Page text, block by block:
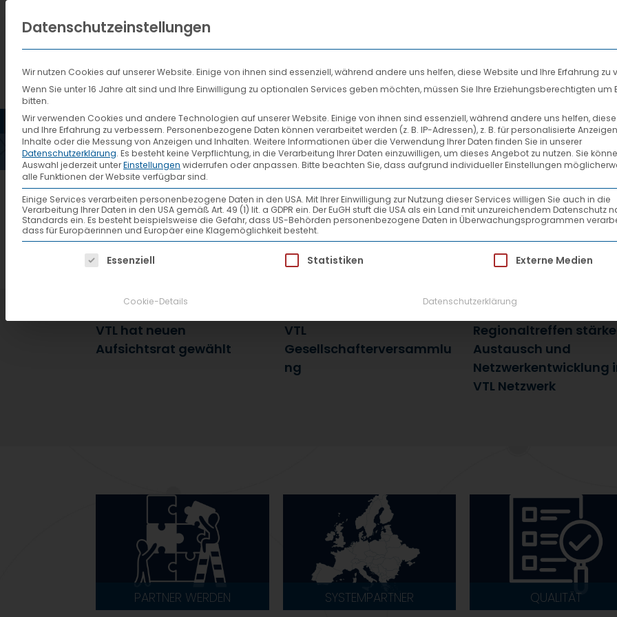
HOME AKTUELLES VTL DIENSTLEISTUNGEN SYSTEMPARTNER
GABELSTAPLERFAHRER/IN IN
– BEFRISTET AUF 12 MONATE
(NACHTSCHICHT)
Gabelstaplerfahrer/in in Vollzeit - befristet auf 12 Monate (Nachtschicht)
VTL hat neuen
Aufsichtsrat gewählt
VTL
Gesellschafterversammlu
ng
25. Juni 2026
Regionaltreffen
Austausch und
Netzwerkentwicklung
VTL Netzwerk
PARTNER WERDEN SYSTEMPARTNER QUALITÄT
Datenschutzeinstellungen
Wir nutzen Cookies auf unserer Website. Einige von ihnen sind essenziell, während andere uns helfen, diese Website und Ihre Erfahrung zu
Wenn Sie unter 16 Jahre alt sind und Ihre Einwilligung zu optionalen Services geben möchten, müssen Sie Ihre Erziehungsberechtigten um
bitten.
Wir verwenden Cookies und andere Technologien auf unserer Website. Einige von ihnen sind essenziell, während andere uns helfen,
und Ihre Erfahrung zu verbessern. Personenbezogene Daten können verarbeitet werden (z. B. IP-Adressen), z. B. für personalisierte
Inhalte oder die Messung von Anzeigen und Inhalten. Weitere Informationen über die Verwendung Ihrer Daten finden Sie in unserer
Datenschutzerklärung. Es besteht keine Verpflichtung, in die Verarbeitung Ihrer Daten einzuwilligen, um dieses Angebot zu nutzen. Sie
Auswahl jederzeit unterEinstellungen widerrufen oder anpassen. Bitte beachten Sie, dass aufgrund individueller Einstellungen
alle Funktionen der Website verfügbar sind.
Einige Services verarbeiten personenbezogene Daten in den USA. Mit Ihrer Einwilligung zur Nutzung dieser Services willigen Sie auch in die
Verarbeitung Ihrer Daten in den USA gemäß Art. 49 (1) lit. a GDPR ein. Der EuGH stuft die USA als ein Land mit unzureichendem Datenschutz
Standards ein. Es besteht beispielsweise die Gefahr, dass US-Behörden personenbezogene Daten in Überwachungsprogrammen
dass für Europäerinnen und Europäer eine Klagemöglichkeit besteht.
Es folgt eine Liste der Service-Gruppen, für die eine Einwilligung erteilt werden
Essenziell Statistiken Externe Medien
Cookie-Details Datenschutzerklärung